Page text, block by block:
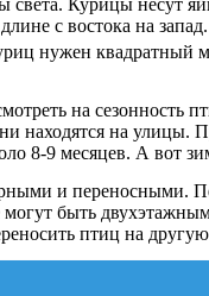
с востока на
нужен квадратный
на
находятся на улицы.
8-9 месяцев. А вот
и переносными.
быть
птиц на